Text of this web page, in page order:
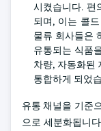
시켰습니다. 편
되며, 이는 콜
물류 회사들은
유통되는 식품
차량, 자동화된
통합하게 되었
유통 채널을 기준
으로 세분화됩니